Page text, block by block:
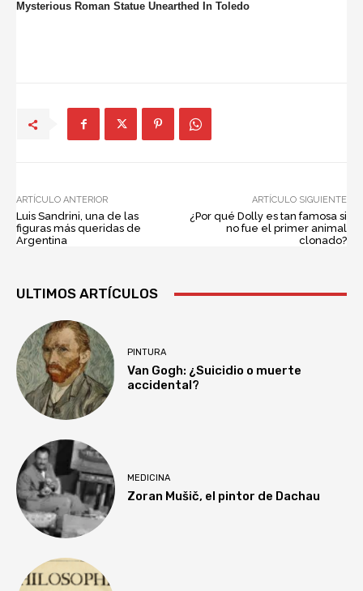
ARTÍCULO ANTERIOR
Luis Sandrini, una de las
figuras más queridas de
Argentina
ARTÍCULO SIGUIENTE
¿Por qué Dolly es tan famosa si
no fue el primer animal
clonado?
ULTIMOS ARTÍCULOS
PINTURA
Van Gogh: ¿Suicidio o muerte
accidental?
MEDICINA
Zoran Mušič, el pintor de Dachau